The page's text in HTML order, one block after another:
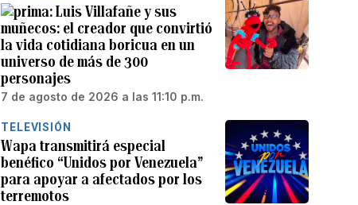
Luis Villafañe y sus
muñecos: el creador que convirtió
la vida cotidiana boricua en un
universo de más de 300
personajes
7 de agosto de 2026 a las 11:10 p.m.
TELEVISIÓN
Wapa transmitirá especial
benéfico “Unidos por Venezuela”
para apoyar a afectados por los
terremotos